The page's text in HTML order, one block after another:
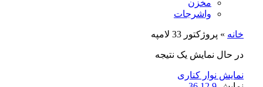
مخزن
واشرجات
خانه » پروژکتور 33 لامپه
در حال نمایش یک نتیجه
نمایش نوار کناری